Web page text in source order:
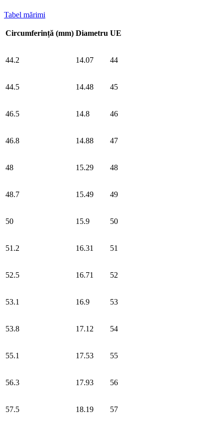
Tabel mărimi
Circumferință (mm) Diametru UE
44.2 14.07 44
44.5 14.48 45
46.5 14.8 46
46.8 14.88 47
48 15.29 48
48.7 15.49 49
50 15.9 50
51.2 16.31 51
52.5 16.71 52
53.1 16.9 53
53.8 17.12 54
55.1 17.53 55
56.3 17.93 56
57.5 18.19 57